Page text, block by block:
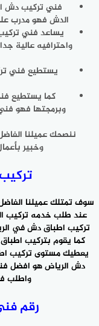
فني تركيب دش
الدش فهو مدرب
يساعد فني
واحترافيه عالية
يستطيع فني
كما يستطيع
وبرمجتها فهو
ننصحك عميلنا
وخبير
سوف تمتلك عميلنا
عند طلب خدمه تركيب
تركيب اطباق دش في
كما يقوم بتركيب
يعطيك مستوى تركيب
دش الرياض هو افضل
واطلب
رقم